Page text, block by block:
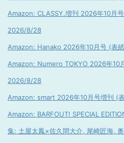
Amazon: CLASSY.増刊 2026年10月
2026/8/28
Amazon: Hanako 2026年10月号 (表
Amazon: Numero TOKYO 2026年10
2026/8/28
Amazon: smart 2026年10月号増刊 (
Amazon: BARFOUT! SPECIAL
集: 土屋太鳳×佐久間大介, 尾崎匠海,